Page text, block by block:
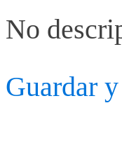
No
Guardar